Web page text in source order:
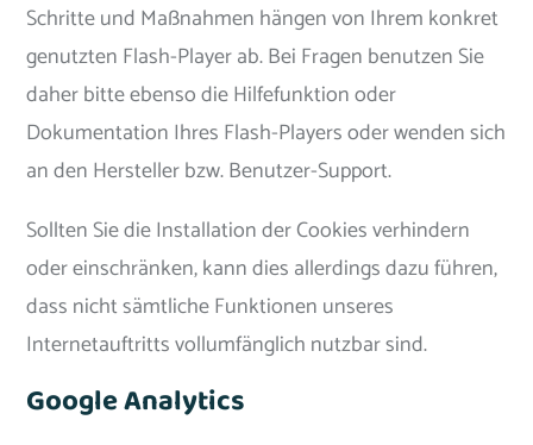
Schritte und Maßnahmen hängen von Ihrem konkret
genutzten Flash-Player ab. Bei Fragen benutzen Sie
daher bitte ebenso die Hilfefunktion oder
Dokumentation Ihres Flash-Players oder wenden sich
an den Hersteller bzw. Benutzer-Support.
Sollten Sie die Installation der Cookies verhindern
oder einschränken, kann dies allerdings dazu führen,
dass nicht sämtliche Funktionen unseres
Internetauftritts vollumfänglich nutzbar sind.
Google Analytics